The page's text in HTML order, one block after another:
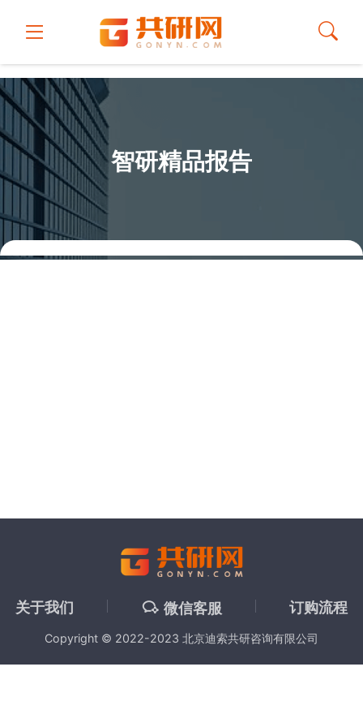
智研精品报告
关于我们 微信客服 订购流程
Copyright © 2022-2023 北京迪索共研咨询有限公司